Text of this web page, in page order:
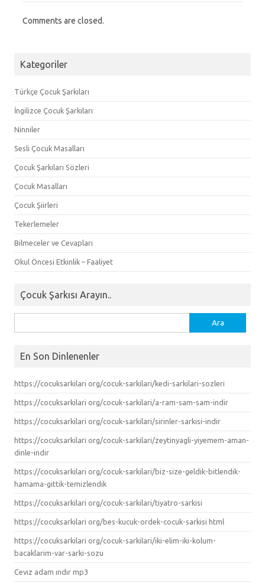
Comments are closed.
Kategoriler
Türkçe Çocuk Şarkıları
İngilizce Çocuk Şarkıları
Ninniler
Sesli Çocuk Masalları
Çocuk Şarkıları Sözleri
Çocuk Masalları
Çocuk Şiirleri
Tekerlemeler
Bilmeceler ve Cevapları
Okul Öncesi Etkinlik – Faaliyet
Çocuk Şarkısı Arayın..
En Son Dinlenenler
https://cocuksarkilari org/cocuk-sarkilari/kedi-sarkilari-sozleri
https://cocuksarkilari org/cocuk-sarkilari/a-ram-sam-sam-indir
https://cocuksarkilari org/cocuk-sarkilari/sirinler-sarkisi-indir
https://cocuksarkilari org/cocuk-sarkilari/zeytinyagli-yiyemem-aman-
dinle-indir
https://cocuksarkilari org/cocuk-sarkilari/biz-size-geldik-bitlendik-
hamama-gittik-temizlendik
https://cocuksarkilari org/cocuk-sarkilari/tiyatro-sarkisi
https://cocuksarkilari org/bes-kucuk-ordek-cocuk-sarkisi html
https://cocuksarkilari org/cocuk-sarkilari/iki-elim-iki-kolum-
bacaklarim-var-sarki-sozu
Cevız adam ındır mp3